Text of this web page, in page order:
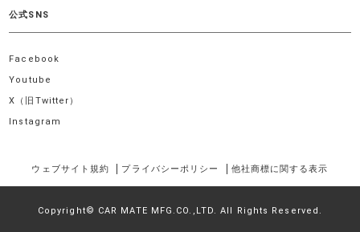
公式SNS
Facebook
Youtube
X（旧Twitter）
Instagram
ウェブサイト規約 プライバシーポリシー 他社商標に関する表示
Copyright© CAR MATE MFG.CO.,LTD. All Rights Reserved.